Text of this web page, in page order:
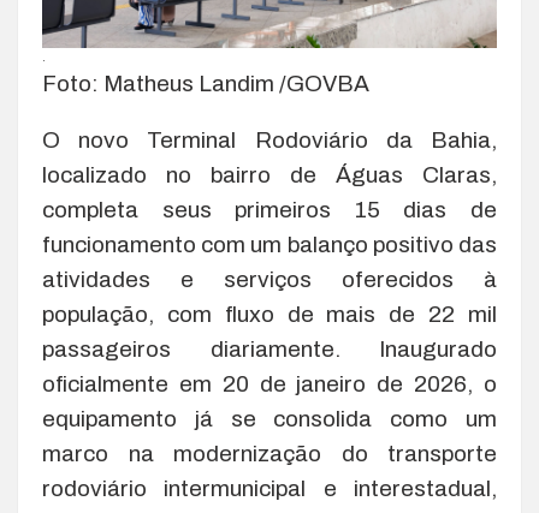
Foto: Matheus Landim /GOVBA
O novo Terminal Rodoviário da Bahia,
localizado no bairro de Águas Claras,
completa seus primeiros 15 dias de
funcionamento com um balanço positivo das
atividades e serviços oferecidos à
população, com fluxo de mais de 22 mil
passageiros diariamente. Inaugurado
oficialmente em 20 de janeiro de 2026, o
equipamento já se consolida como um
marco na modernização do transporte
rodoviário intermunicipal e interestadual,